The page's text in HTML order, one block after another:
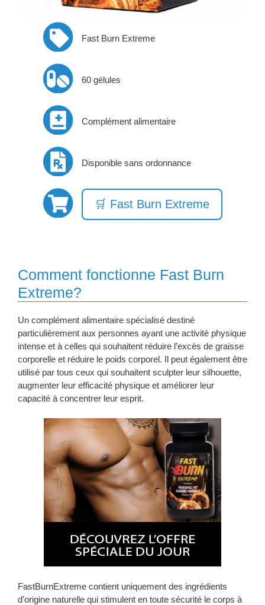
Fast Burn Extreme
60 gélules
Complément alimentaire
Disponible sans ordonnance
🛒 Fast Burn Extreme
Comment fonctionne Fast Burn
Extreme?
Un complément alimentaire spécialisé destiné
particulièrement aux personnes ayant une activité physique
intense et à celles qui souhaitent réduire l’excès de graisse
corporelle et réduire le poids corporel. Il peut également être
utilisé par tous ceux qui souhaitent sculpter leur silhouette,
augmenter leur efficacité physique et améliorer leur
capacité à concentrer leur esprit.
FastBurnExtreme contient uniquement des ingrédients
d’origine naturelle qui stimulent en toute sécurité le corps à